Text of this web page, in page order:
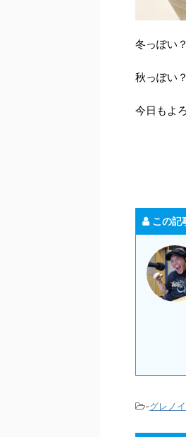
冬っぽい？
秋っぽい？
今日もよ
この記
-グレノイ